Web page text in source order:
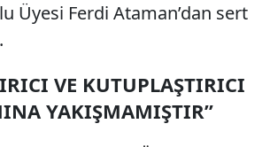
Üyesi Ferdi Ataman’dan sert
VE KUTUPLAŞTIRICI
YAKIŞMAMIŞTIR”